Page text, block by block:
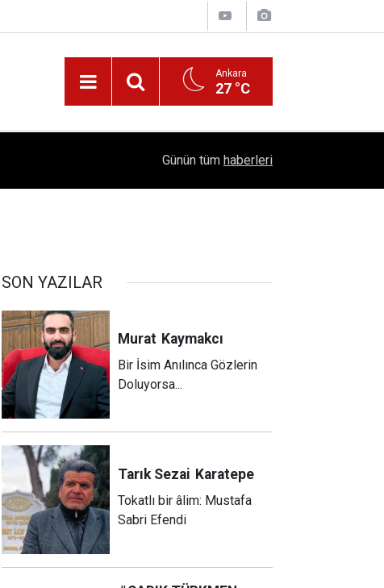
Ankara
27 °C
1504 Kep, Tek Bir Hedef: Bilim Kenti Çubuk
Günün tüm haberleri
SON YAZILAR
Murat Kaymakcı
Bir İsim Anılınca Gözlerin
Doluyorsa...
Tarık Sezai Karatepe
Tokatlı bir âlim: Mustafa
Sabri Efendi